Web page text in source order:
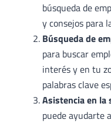
búsqueda de
y consejos para
Búsqueda de
para buscar
interés y en tu
palabras clave
Asistencia en la
puede ayudarte